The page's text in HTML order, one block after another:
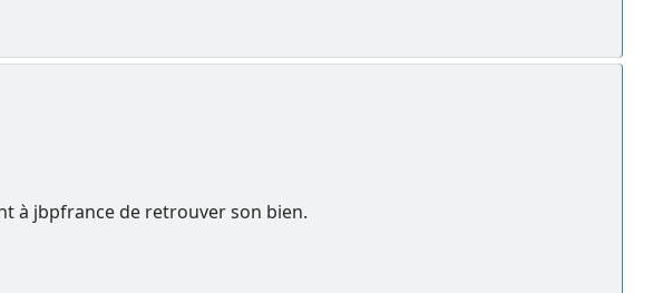
à jbpfrance de retrouver son bien.